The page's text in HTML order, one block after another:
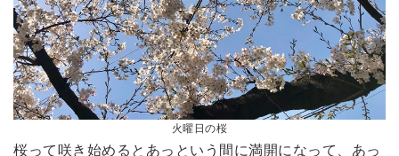
火曜日の桜
桜って咲き始めるとあっという間に満開になって、あっ